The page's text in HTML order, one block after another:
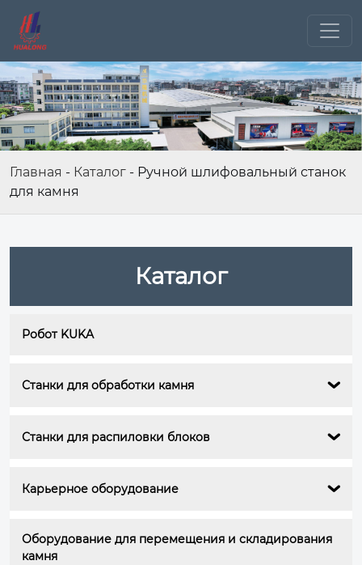
Главная - Каталог - Ручной шлифовальный станок
для камня
Каталог
Робот KUKA
Станки для обработки камня 
Станки для распиловки блоков 
Карьерное оборудование 
Оборудование для перемещения и складирования
камня